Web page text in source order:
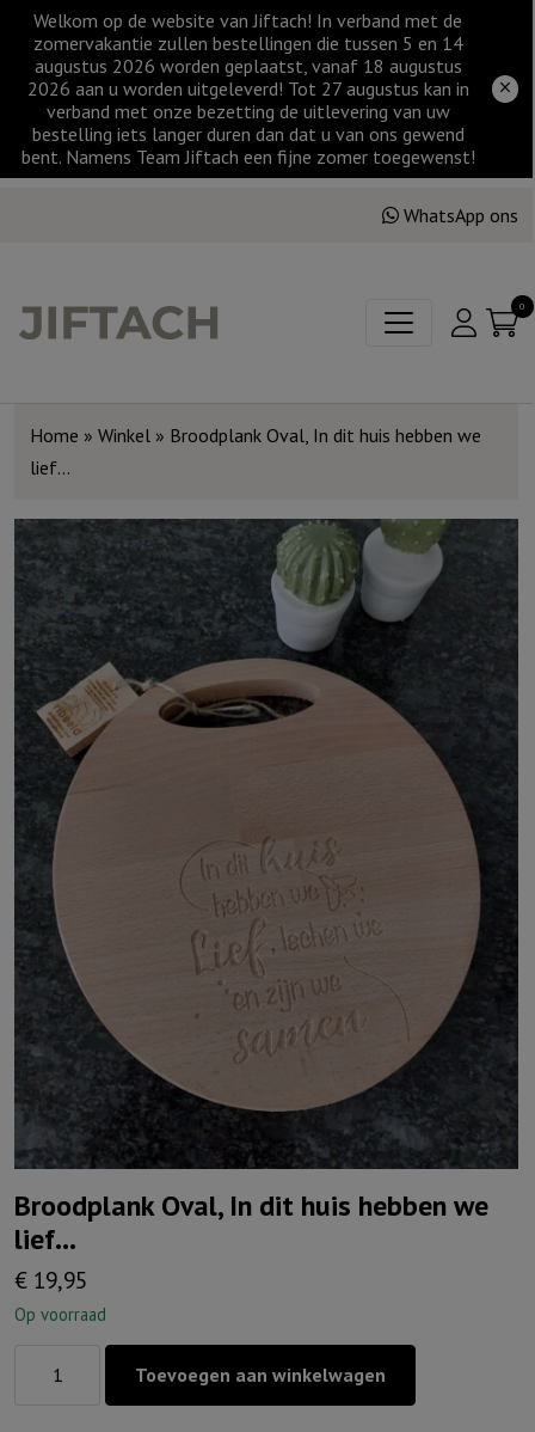
Welkom op de website van Jiftach! In verband met de
zomervakantie zullen bestellingen die tussen 5 en 14
augustus 2026 worden geplaatst, vanaf 18 augustus
2026 aan u worden uitgeleverd! Tot 27 augustus kan in
verband met onze bezetting de uitlevering van uw
bestelling iets langer duren dan dat u van ons gewend
bent. Namens Team Jiftach een fijne zomer toegewenst!
WhatsApp ons
0
Home » Winkel » Broodplank Oval, In dit huis hebben we
lief…
Broodplank Oval, In dit huis hebben we
lief…
€ 19,95
Op voorraad
Toevoegen aan winkelwagen